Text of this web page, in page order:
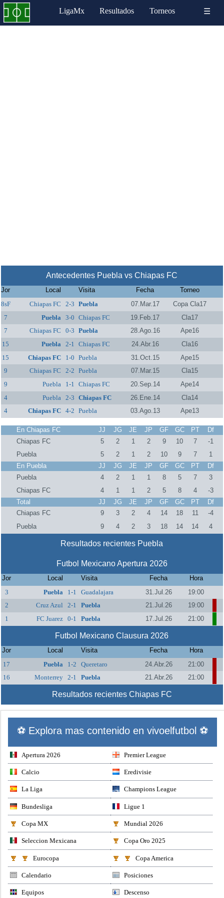
LigaMx Resultados Torneos ☰
Antecedentes Puebla vs Chiapas FC
Jor Local Visita Fecha
Torneo
8sF
Chiapas FC 2-3 Puebla 07.Mar.17
Copa Cla17
7
Puebla 3-0 Chiapas FC 19.Feb.17
Cla17
7
Chiapas FC 0-3 Puebla 28.Ago.16
Ape16
15
Puebla 2-1 Chiapas FC 24.Abr.16
Cla16
15
Chiapas FC 1-0 Puebla 31.Oct.15
Ape15
9
Chiapas FC 2-2 Puebla 07.Mar.15
Cla15
9
Puebla 1-1 Chiapas FC 20.Sep.14
Ape14
4
Puebla 2-3 Chiapas FC 26.Ene.14
Cla14
4
Chiapas FC 4-2 Puebla 03.Ago.13 Ape13
En Chiapas FC JJ JG JE JP GF GC PT
Df
Chiapas FC
5 2 1 2 9 10 7
-1
Puebla
5 2 1 2 10 9 7
1
En Puebla
JJ JG JE JP GF GC PT
Df
Puebla
4 2 1 1 8 5 7
3
Chiapas FC
4 1 1 2 5 8 4
-3
Total
JJ JG JE JP GF GC PT
Df
Chiapas FC
9 3 2 4 14 18 11
-4
Puebla
9 4 2 3 18 14 14 4
Resultados recientes Puebla
Futbol Mexicano Apertura 2026
Jor Local Visita Fecha
Hora
3
Puebla 1-1 Guadalajara 31.Jul.26
19:00
2
Cruz Azul 2-1 Puebla 21.Jul.26
19:00
1
FC Juarez 0-1 Puebla 17.Jul.26 21:00
Futbol Mexicano Clausura 2026
Jor Local Visita Fecha
Hora
17
Puebla 1-2 Queretaro 24.Abr.26
21:00
16
Monterrey 2-1 Puebla 21.Abr.26 21:00
Resultados recientes Chiapas FC
⚽ Explora mas contenido en vivoelfutbol ⚽
Apertura 2026 Premier League
Calcio Eredivisie
La Liga Champions League
Bundesliga Ligue 1
Copa MX Mundial 2026
Seleccion Mexicana Copa Oro 2025
Eurocopa Copa America
Calendario Posiciones
Equipos Descenso